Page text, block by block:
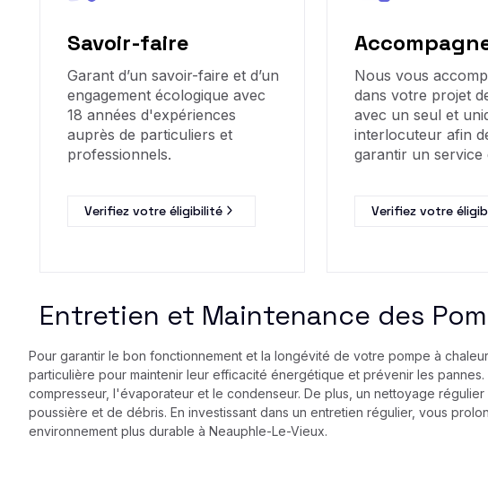
Savoir-faire
Garant d’un savoir-faire et d’un
engagement écologique avec
18 années d'expériences
auprès de particuliers et
professionnels.
Verifiez votre éligibilité
Nous vous
dans votre projet
avec un seul et
interlocuteur afin
garantir un service
Verifiez votre
Entretien et Maintenance des
Pour garantir le bon fonctionnement et la longévité de votre pompe à
particulière pour maintenir leur efficacité énergétique et prévenir les
compresseur, l'évaporateur et le condenseur. De plus, un nettoyage
poussière et de débris. En investissant dans un entretien régulier, vous
environnement plus durable à Neauphle-Le-Vieux.